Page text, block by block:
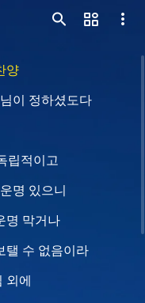
양
이 정하셨도다
립적이고
명 있으니
명 막거나
탤 수 없음이라
외에